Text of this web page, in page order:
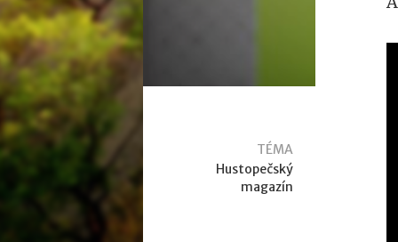
TÉMA
Hustopečský
magazín